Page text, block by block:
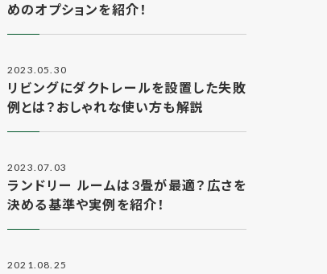
めのオプションを紹介！
2023.05.30
リビングにダクトレールを設置した失敗
例とは？おしゃれな使い方も解説
2023.07.03
ランドリー ルームは3畳が最適？広さを
決める基準や実例を紹介！
2021.08.25